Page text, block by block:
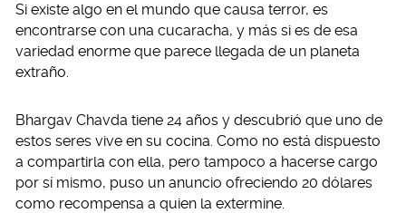
Si existe algo en el mundo que causa terror, es
encontrarse con una cucaracha, y más si es de esa
variedad enorme que parece llegada de un planeta
extraño.
Bhargav Chavda tiene 24 años y descubrió que uno de
estos seres vive en su cocina. Como no está dispuesto
a compartirla con ella, pero tampoco a hacerse cargo
por sí mismo, puso un anuncio ofreciendo 20 dólares
como recompensa a quien la extermine.